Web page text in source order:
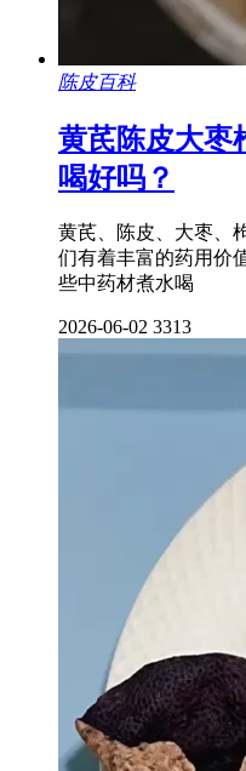
陈皮百科
黄芪陈皮大枣
喝好吗？
黄芪、陈皮、大枣、
们有着丰富的药用价
些中药材煮水喝
2026-06-02 3313